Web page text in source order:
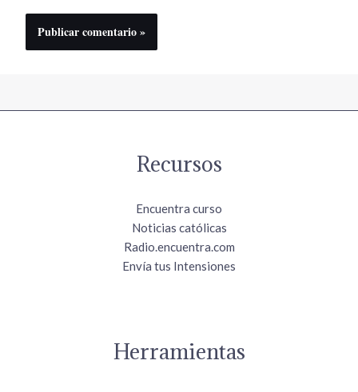
Recursos
Encuentra curso
Noticias católicas
Radio.encuentra.com
Envía tus Intensiones
Herramientas